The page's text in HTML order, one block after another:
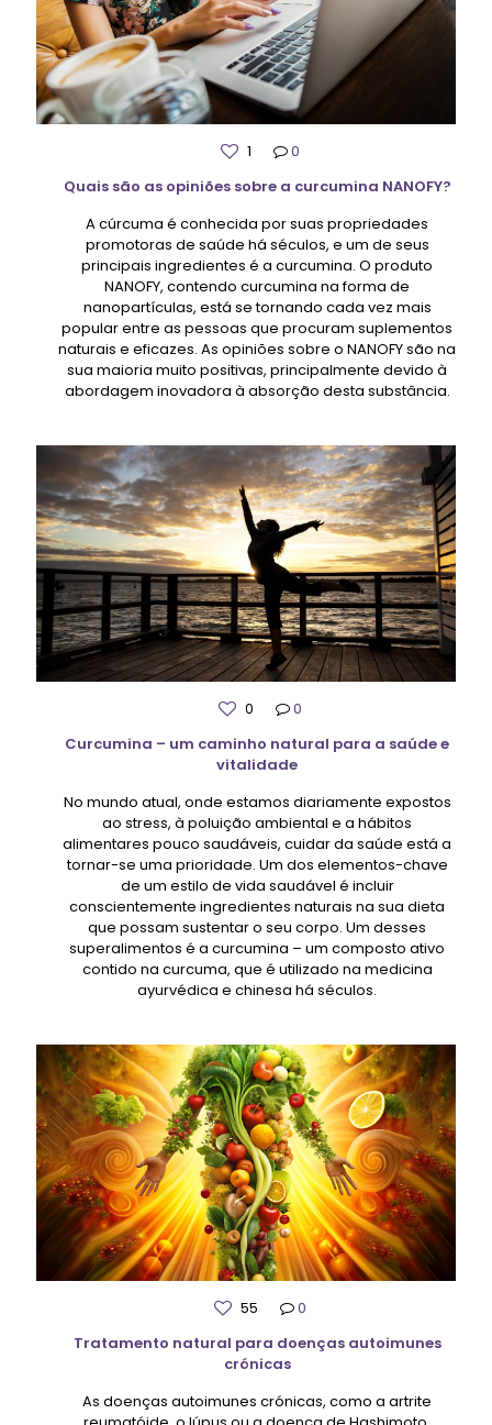
1
0
Quais são as opiniões sobre a curcumina NANOFY?
A cúrcuma é conhecida por suas propriedades
promotoras de saúde há séculos, e um de seus
principais ingredientes é a curcumina. O produto
NANOFY, contendo curcumina na forma de
nanopartículas, está se tornando cada vez mais
popular entre as pessoas que procuram suplementos
naturais e eficazes. As opiniões sobre o NANOFY são na
sua maioria muito positivas, principalmente devido à
abordagem inovadora à absorção desta substância.
0
0
Curcumina – um caminho natural para a saúde e
vitalidade
No mundo atual, onde estamos diariamente expostos
ao stress, à poluição ambiental e a hábitos
alimentares pouco saudáveis, cuidar da saúde está a
tornar-se uma prioridade. Um dos elementos-chave
de um estilo de vida saudável é incluir
conscientemente ingredientes naturais na sua dieta
que possam sustentar o seu corpo. Um desses
superalimentos é a curcumina – um composto ativo
contido na curcuma, que é utilizado na medicina
ayurvédica e chinesa há séculos.
55
0
Tratamento natural para doenças autoimunes
crónicas
As doenças autoimunes crónicas, como a artrite